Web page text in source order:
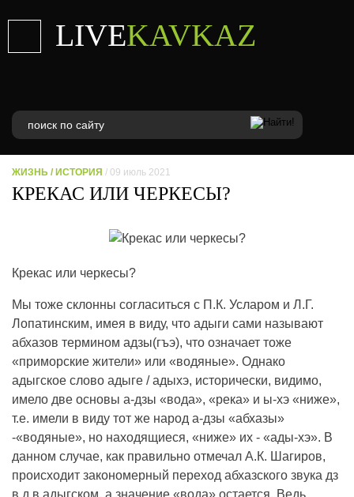
LIVEKAVKAZ
ЖИЗНЬ / ИСТОРИЯ / 09 июль 2021
КРЕКАС ИЛИ ЧЕРКЕСЫ?
Крекас или черкесы?
Мы тоже склонны согласиться с П.К. Усларом и Л.Г.
Лопатинским, имея в виду, что адыги сами называют
абхазов термином адзы(гъэ), что означает тоже
«приморские жители» или «водяные». Однако
адыгское слово адыге / адыхэ, исторически, видимо,
имело две основы а-дзы «вода», «река» и ы-хэ «ниже»,
т.е. имели в виду тот же народ а-дзы «абхазы»
-«водяные», но находящиеся, «ниже» их - «ады-хэ». В
данном случае, как правильно отмечал А.К. Шагиров,
происходит закономерный переход абхазского звука дз
в д в адыгском, а значение «вода» остается. Ведь